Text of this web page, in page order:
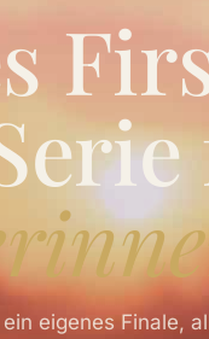
eigenes Finale,